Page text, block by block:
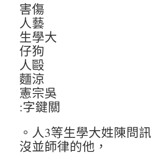
害傷
人藝
生學大
仔狗
人毆
麵涼
憲宗吳
:字鍵關
。人3等生學大姓陳問
沒並師律的他，